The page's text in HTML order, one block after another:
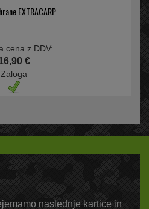
EXTRACARP
cena z DDV:
€
Zaloga
naslednje kartice in